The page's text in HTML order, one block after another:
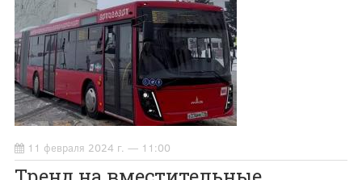
11 февраля 2024 г. — 11:00